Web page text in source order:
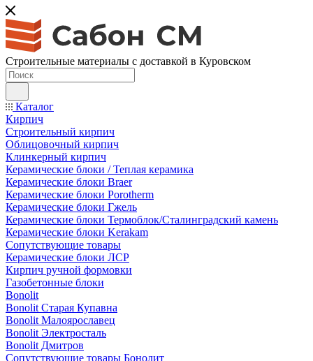
Строительные материалы с доставкой в Куровском
Каталог
Кирпич
Строительный кирпич
Облицовочный кирпич
Клинкерный кирпич
Керамические блоки / Теплая керамика
Керамические блоки Braer
Керамические блоки Porotherm
Керамические блоки Гжель
Керамические блоки Термоблок/Сталинградский камень
Керамические блоки Kerakam
Сопутствующие товары
Керамические блоки ЛСР
Кирпич ручной формовки
Газобетонные блоки
Bonolit
Bonolit Старая Купавна
Bonolit Малоярославец
Bonolit Электросталь
Bonolit Дмитров
Сопутствующие товары Бонолит